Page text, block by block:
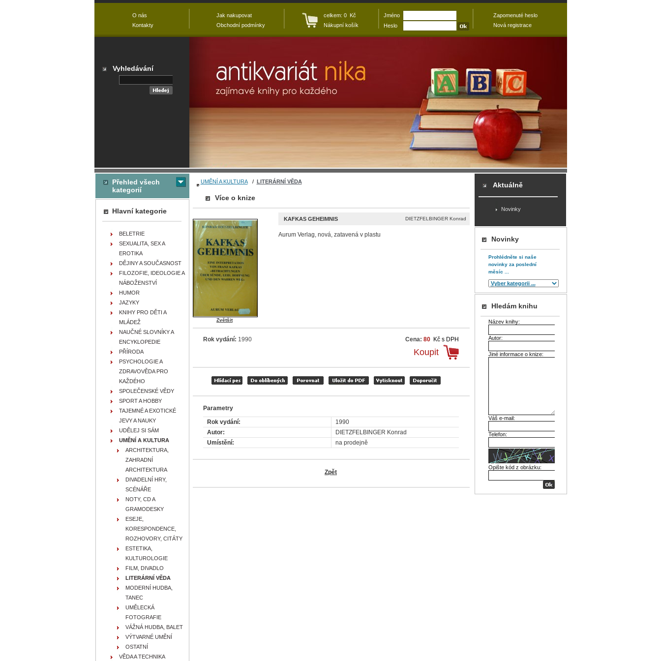
UMĚNÍ A KULTURA/ LITERÁRNÍ VĚDA
Více o knize
Zvětšit
KAFKAS GEHEIMNIS DIETZFELBINGER Konrad
Aurum Verlag, nová, zatavená v plastu
Rok vydání: 1990 Cena: 80 Kč s DPH
Koupit
Parametry
Rok vydání:
1990
Autor:
DIETZFELBINGER Konrad
Umístění:
na prodejně
Zpět
Přehled všech
kategorií
Hlavní kategorie
BELETRIE
SEXUALITA, SEX A
EROTIKA
DĚJINY A SOUČASNOST
FILOZOFIE, IDEOLOGIE A
NÁBOŽENSTVÍ
HUMOR
JAZYKY
KNIHY PRO DĚTI A
MLÁDEŽ
NAUČNÉ SLOVNÍKY A
ENCYKLOPEDIE
PŘÍRODA
PSYCHOLOGIE A
ZDRAVOVĚDA PRO
KAŽDÉHO
SPOLEČENSKÉ VĚDY
SPORT A HOBBY
TAJEMNÉ A EXOTICKÉ
JEVY A NAUKY
UDĚLEJ SI SÁM
UMĚNÍ A KULTURA
ARCHITEKTURA,
ZAHRADNÍ
ARCHITEKTURA
DIVADELNÍ HRY,
SCÉNÁŘE
NOTY, CD A
GRAMODESKY
ESEJE,
KORESPONDENCE,
ROZHOVORY, CITÁTY
ESTETIKA,
KULTUROLOGIE
FILM, DIVADLO
LITERÁRNÍ VĚDA
MODERNÍ HUDBA,
TANEC
UMĚLECKÁ
FOTOGRAFIE
VÁŽNÁ HUDBA, BALET
VÝTVARNÉ UMĚNÍ
OSTATNÍ
VĚDA A TECHNIKA
Aktuálně
Novinky
Novinky
Prohlédněte si naše
novinky za poslední
měsíc ...
Hledám knihu
Název knihy:
Autor:
Jiné informace o knize:
Váš e-mail:
Telefon:
Opište kód z obrázku:
O nás
Kontakty
Jak nakupovat
Obchodní podmínky
celkem: 0 Kč
Nákupní košík
Jméno
Heslo
Zapomenuté heslo
Nová registrace
Vyhledávání